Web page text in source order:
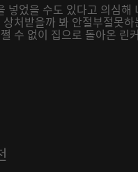
넣었을 수도 있다고 의심해
처받을까 봐 안절부절못
수 없이 집으로 돌아온 린